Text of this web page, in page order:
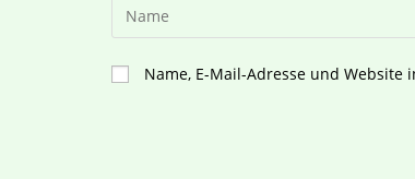
Name, E-Mail-Adresse und